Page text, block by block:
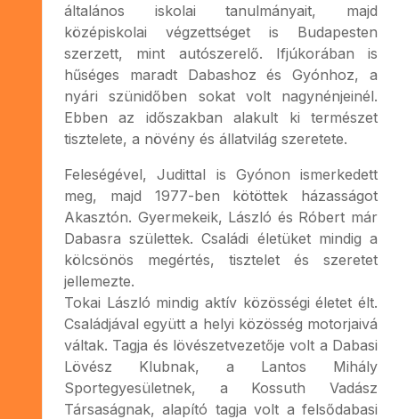
általános iskolai tanulmányait, majd
középiskolai végzettséget is Budapesten
szerzett, mint autószerelő. Ifjúkorában is
hűséges maradt Dabashoz és Gyónhoz, a
nyári szünidőben sokat volt nagynénjeinél.
Ebben az időszakban alakult ki természet
tisztelete, a növény és állatvilág szeretete.
Feleségével, Judittal is Gyónon ismerkedett
meg, majd 1977-ben kötöttek házasságot
Akasztón. Gyermekeik, László és Róbert már
Dabasra születtek. Családi életüket mindig a
kölcsönös megértés, tisztelet és szeretet
jellemezte.
Tokai László mindig aktív közösségi életet élt.
Családjával együtt a helyi közösség motorjaivá
váltak. Tagja és lövészetvezetője volt a Dabasi
Lövész Klubnak, a Lantos Mihály
Sportegyesületnek, a Kossuth Vadász
Társaságnak, alapító tagja volt a felsődabasi